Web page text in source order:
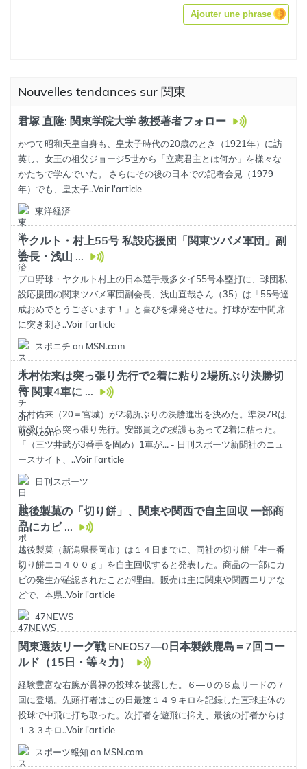
Ajouter une phrase
Nouvelles tendances sur 関東
君塚 直隆: 関東学院大学 教授著者フォロー
かつて昭和天皇自身も、皇太子時代の20歳のとき（1921年）に訪
英し、女王の祖父ジョージ5世から「立憲君主とは何か」を様々な
かたちで学んでいた。 さらにその後の日本での記者会見（1979
年）でも、皇太子..Voir l'article
東洋経済
ヤクルト・村上55号 私設応援団「関東ツバメ軍団」副
会長・浅山 ...
プロ野球・ヤクルト村上の日本選手最多タイ55号本塁打に、球団私
設応援団の関東ツバメ軍団副会長、浅山直哉さん（35）は「55号達
成おめでとうございます！」と喜びを爆発させた。打球が左中間席
に突き刺さ..Voir l'article
スポニチ on MSN.com
木村佑来は突っ張り先行で2着に粘り2場所ぶり決勝切
符 関東4車に ...
木村佑来（20＝宮城）が2場所ぶりの決勝進出を決めた。準決7Rは
前受けから突っ張り先行。安部貴之の援護もあって2着に粘った。
「（三ツ井武が3番手を固め）1車が… - 日刊スポーツ新聞社のニュ
ースサイト、..Voir l'article
日刊スポーツ
越後製菓の「切り餅」、関東や関西で自主回収 一部商
品にカビ ...
越後製菓（新潟県長岡市）は１４日までに、同社の切り餅「生一番
切り餅エコ４００ｇ」を自主回収すると発表した。商品の一部にカ
ビの発生が確認されたことが理由。販売は主に関東や関西エリアな
どで、本県..Voir l'article
47NEWS
関東選抜リーグ戦 ENEOS7―0日本製鉄鹿島＝7回コー
ルド（15日・等々力）
経験豊富な右腕が貫禄の投球を披露した。６―０の６点リードの７
回に登場。先頭打者はこの日最速１４９キロを記録した直球主体の
投球で中飛に打ち取った。次打者を遊飛に抑え、最後の打者からは
１３３キロ..Voir l'article
スポーツ報知 on MSN.com